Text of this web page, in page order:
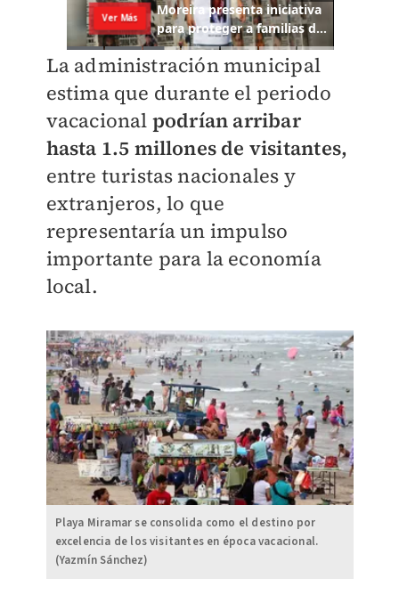
La administración municipal
estima que durante el periodo
vacacional podrían arribar
hasta 1.5 millones de visitantes,
entre turistas nacionales y
extranjeros, lo que
representaría un impulso
importante para la economía
local.
Playa Miramar se consolida como el destino por
excelencia de los visitantes en época vacacional.
(Yazmín Sánchez)